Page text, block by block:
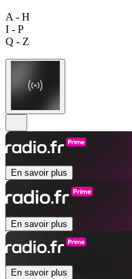
A - H
I - P
Q - Z
En savoir plus
En savoir plus
En savoir plus